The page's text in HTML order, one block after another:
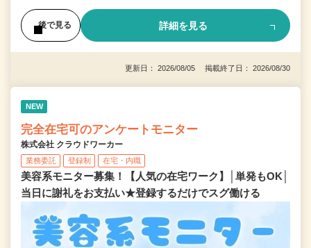
後で見る 詳細を見る
更新日： 2026/08/05 掲載終了日： 2026/08/30
NEW
完全在宅可のアンケートモニター
株式会社 クラウドワーカー
業務委託 登録制 在宅・内職
美容系モニター募集！【人気の在宅ワーク】│単発もOK│
当日に謝礼をお支払い★登録するだけでスグ働ける